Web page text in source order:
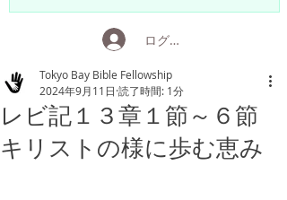
ログイン
レビ記１３章１節～６節
キリストの様に歩む恵み
Tokyo Bay Bible Fellowship
2024年9月11日 読了時間: 1分